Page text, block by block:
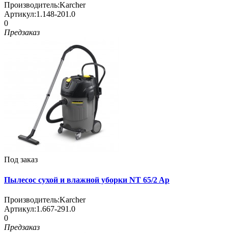
Производитель:Karcher
Артикул:1.148-201.0
0
Предзаказ
Под заказ
Пылесос сухой и влажной уборки NT 65/2 Ap
Производитель:Karcher
Артикул:1.667-291.0
0
Предзаказ